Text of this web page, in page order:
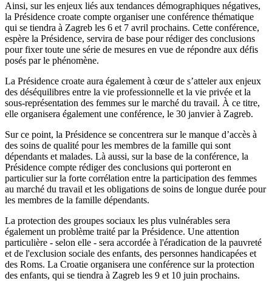
Ainsi, sur les enjeux liés aux tendances démographiques négatives,
la Présidence croate compte organiser une conférence thématique
qui se tiendra à Zagreb les 6 et 7 avril prochains. Cette conférence,
espère la Présidence, servira de base pour rédiger des conclusions
pour fixer toute une série de mesures en vue de répondre aux défis
posés par le phénomène.
La Présidence croate aura également à cœur de s’atteler aux enjeux
des déséquilibres entre la vie professionnelle et la vie privée et la
sous-représentation des femmes sur le marché du travail. À ce titre,
elle organisera également une conférence, le 30 janvier à Zagreb.
Sur ce point, la Présidence se concentrera sur le manque d’accès à
des soins de qualité pour les membres de la famille qui sont
dépendants et malades. Là aussi, sur la base de la conférence, la
Présidence compte rédiger des conclusions qui porteront en
particulier sur la forte corrélation entre la participation des femmes
au marché du travail et les obligations de soins de longue durée pour
les membres de la famille dépendants.
La protection des groupes sociaux les plus vulnérables sera
également un problème traité par la Présidence. Une attention
particulière - selon elle - sera accordée à l'éradication de la pauvreté
et de l'exclusion sociale des enfants, des personnes handicapées et
des Roms. La Croatie organisera une conférence sur la protection
des enfants, qui se tiendra à Zagreb les 9 et 10 juin prochains.